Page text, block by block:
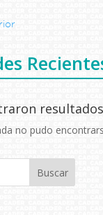
resultados
no pudo